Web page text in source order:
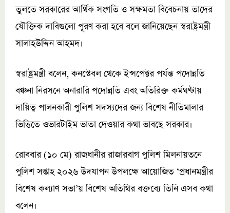
তুলতে সরকারের আর্থিক সংগতি ও সক্ষমতা বিবেচনায় তাদের
যৌক্তিক দাবিগুলো পূরণ করা হবে বলে জানিয়েছেন স্বরাষ্ট্রমন্ত্রী
সালাহউদ্দিন আহমদ।
স্বরাষ্ট্রমন্ত্রী বলেন, কনস্টেবল থেকে ইন্সপেক্টর পর্যন্ত পদোন্নতি
বঞ্চনা নিরসনে অনারারি পদোন্নতি এবং অতিরিক্ত কর্মঘণ্টায়
দায়িত্ব পালনকারী পুলিশ সদস্যদের জন্য বিশেষ নীতিমালার
ভিত্তিতে ওভারটাইম ভাতা দেওয়ার কথা ভাবছে সরকার।
রোববার (১০ মে) রাজধানীর রাজারবাগ পুলিশ মিলনায়তনে
পুলিশ সপ্তাহ ২০২৬ উদযাপন উপলক্ষে আয়োজিত ‘প্রধানমন্ত্রীর
বিশেষ কল্যাণ সভা’য় বিশেষ অতিথির বক্তব্যে তিনি এসব কথা
বলেন।